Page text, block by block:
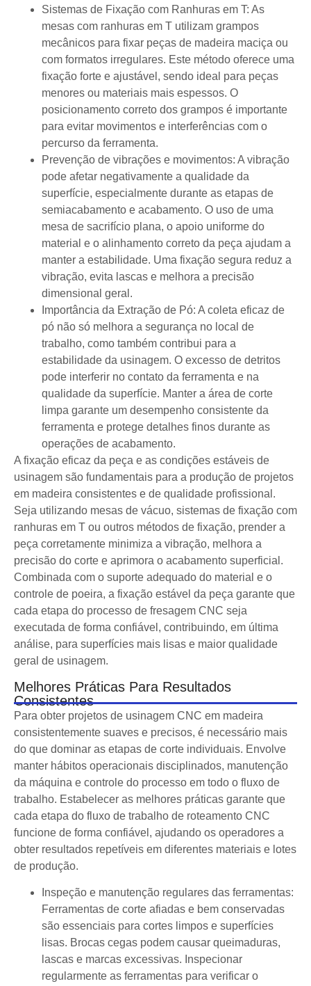
Sistemas de Fixação com Ranhuras em T: As
mesas com ranhuras em T utilizam grampos
mecânicos para fixar peças de madeira maciça ou
com formatos irregulares. Este método oferece uma
fixação forte e ajustável, sendo ideal para peças
menores ou materiais mais espessos. O
posicionamento correto dos grampos é importante
para evitar movimentos e interferências com o
percurso da ferramenta.
Prevenção de vibrações e movimentos: A vibração
pode afetar negativamente a qualidade da
superfície, especialmente durante as etapas de
semiacabamento e acabamento. O uso de uma
mesa de sacrifício plana, o apoio uniforme do
material e o alinhamento correto da peça ajudam a
manter a estabilidade. Uma fixação segura reduz a
vibração, evita lascas e melhora a precisão
dimensional geral.
Importância da Extração de Pó: A coleta eficaz de
pó não só melhora a segurança no local de
trabalho, como também contribui para a
estabilidade da usinagem. O excesso de detritos
pode interferir no contato da ferramenta e na
qualidade da superfície. Manter a área de corte
limpa garante um desempenho consistente da
ferramenta e protege detalhes finos durante as
operações de acabamento.
A fixação eficaz da peça e as condições estáveis ​​de
usinagem são fundamentais para a produção de projetos
em madeira consistentes e de qualidade profissional.
Seja utilizando mesas de vácuo, sistemas de fixação com
ranhuras em T ou outros métodos de fixação, prender a
peça corretamente minimiza a vibração, melhora a
precisão do corte e aprimora o acabamento superficial.
Combinada com o suporte adequado do material e o
controle de poeira, a fixação estável da peça garante que
cada etapa do processo de fresagem CNC seja
executada de forma confiável, contribuindo, em última
análise, para superfícies mais lisas e maior qualidade
geral de usinagem.
Melhores Práticas Para Resultados
Consistentes
Para obter projetos de usinagem CNC em madeira
consistentemente suaves e precisos, é necessário mais
do que dominar as etapas de corte individuais. Envolve
manter hábitos operacionais disciplinados, manutenção
da máquina e controle do processo em todo o fluxo de
trabalho. Estabelecer as melhores práticas garante que
cada etapa do fluxo de trabalho de roteamento CNC
funcione de forma confiável, ajudando os operadores a
obter resultados repetíveis em diferentes materiais e lotes
de produção.
Inspeção e manutenção regulares das ferramentas:
Ferramentas de corte afiadas e bem conservadas
são essenciais para cortes limpos e superfícies
lisas. Brocas cegas podem causar queimaduras,
lascas e marcas excessivas. Inspecionar
regularmente as ferramentas para verificar o